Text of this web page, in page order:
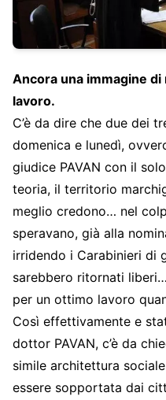
Ancora una immagine
lavoro.
C’è da dire che due dei
domenica e lunedì,
giudice PAVAN con il
teoria, il territorio
meglio credono… nel
speravano, già alla
irridendo i Carabinieri di
sarebbero ritornati
per un ottimo lavoro
Così effettivamente e
dottor PAVAN, c’è da
simile architettura
essere sopportata dai